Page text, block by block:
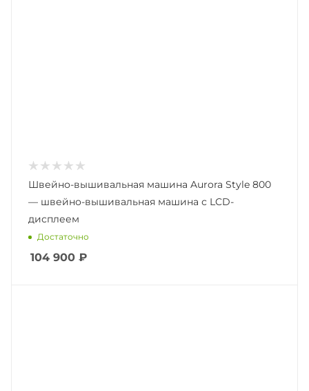
Швейно-вышивальная машина Aurora Style 800
— швейно-вышивальная машина с LCD-
дисплеем
Достаточно
104 900 ₽